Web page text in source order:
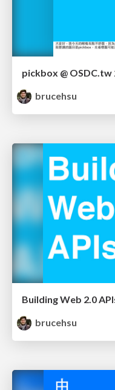
pickbox @
brucehsu
Building Web 2.0
brucehsu